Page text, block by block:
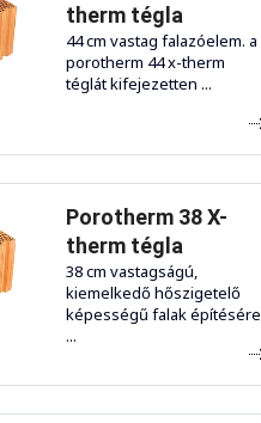
therm tégla
44 cm vastag falazóelem. a
porotherm 44 x-therm
téglát kifejezetten ...
Porotherm 38 X-
therm tégla
38 cm vastagságú,
kiemelkedő hőszigetelő
képességű falak építésére
...